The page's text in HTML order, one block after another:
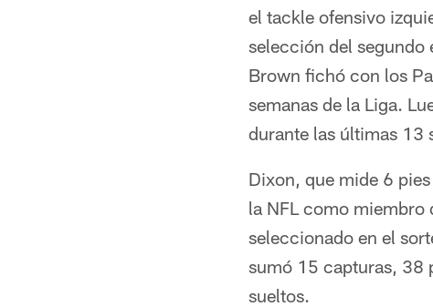
el tackle ofensivo
selección del segundo
Brown fichó con los
semanas de la Liga.
durante las últimas 13
Dixon, que mide 6
la NFL como miembro
seleccionado en el
sumó 15 capturas, 38
sueltos.